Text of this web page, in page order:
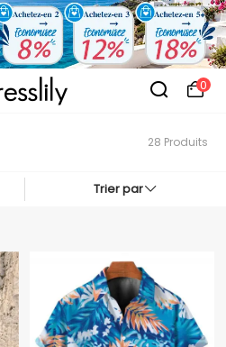
0
28 Produits
Trier par